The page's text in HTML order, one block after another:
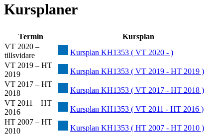
Kursplaner
Termin
Kursplan
VT 2020 –
tillsvidare
Kursplan KH1353 ( VT 2020 - )
VT 2019 – HT
2019
Kursplan KH1353 ( VT 2019 - HT 2019 )
VT 2017 – HT
2018
Kursplan KH1353 ( VT 2017 - HT 2018 )
VT 2011 – HT
2016
Kursplan KH1353 ( VT 2011 - HT 2016 )
HT 2007 – HT
2010
Kursplan KH1353 ( HT 2007 - HT 2010 )